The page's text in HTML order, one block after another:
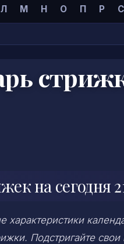
Л М Н О П Р С
на сегодня
Подстригайте